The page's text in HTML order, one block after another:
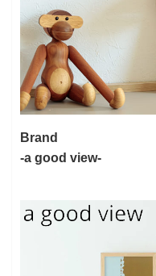
Brand
-a good view-